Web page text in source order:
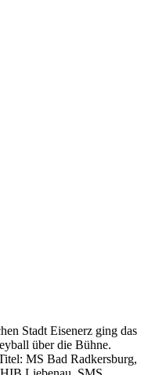
Stadt Eisenerz ging das
über die Bühne.
MS Bad Radkersburg,